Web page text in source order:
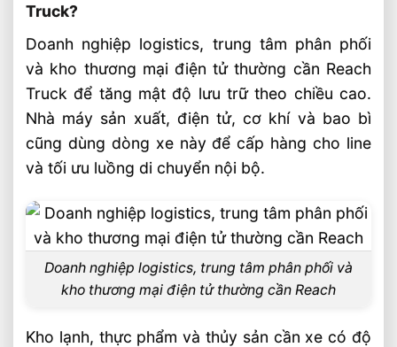
Truck?
Doanh nghiệp logistics, trung tâm phân phối
và kho thương mại điện tử thường cần Reach
Truck để tăng mật độ lưu trữ theo chiều cao.
Nhà máy sản xuất, điện tử, cơ khí và bao bì
cũng dùng dòng xe này để cấp hàng cho line
và tối ưu luồng di chuyển nội bộ.
Doanh nghiệp logistics, trung tâm phân phối và
kho thương mại điện tử thường cần Reach
Kho lạnh, thực phẩm và thủy sản cần xe có độ